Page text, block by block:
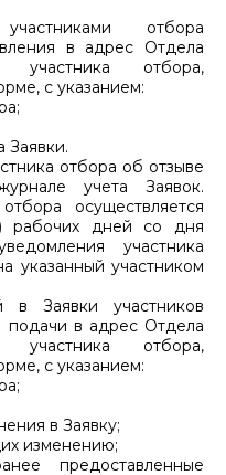
отбора
в адрес Отдела
участника отбора,
с указанием:
Заявки.
отбора об отзыве
учета Заявок.
осуществляется
рабочих дней со дня
участника
указанный участником
в Заявки участников
подачи в адрес Отдела
участника отбора,
с указанием:
в Заявку;
изменению;
предоставленные